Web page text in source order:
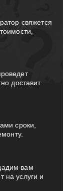
свяжется
доставит
сроки,
вам
на услуги и